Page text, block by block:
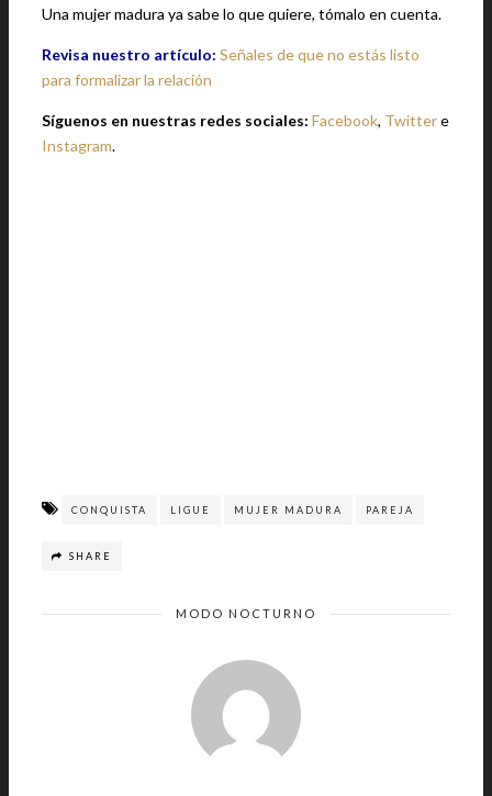
Una mujer madura ya sabe lo que quiere, tómalo en cuenta.
Revisa nuestro artículo: Señales de que no estás listo
para formalizar la relación
Síguenos en nuestras redes sociales: Facebook, Twittere
Instagram.
CONQUISTA LIGUE MUJER MADURA PAREJA
SHARE
MODO NOCTURNO